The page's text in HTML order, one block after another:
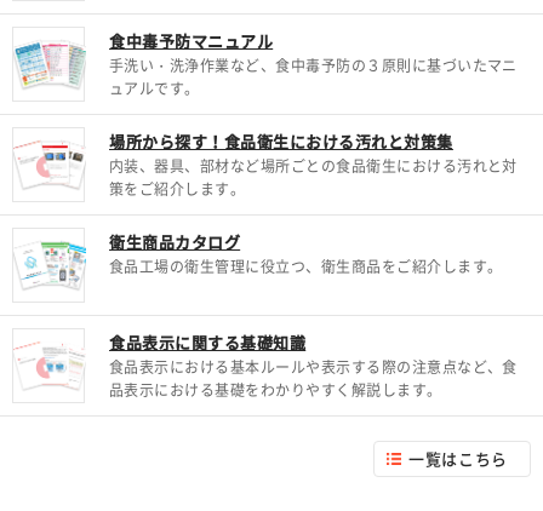
食中毒予防マニュアル
手洗い・洗浄作業など、食中毒予防の３原則に基づいたマニ
ュアルです。
場所から探す！食品衛生における汚れと対策集
内装、器具、部材など場所ごとの食品衛生における汚れと対
策をご紹介します。
衛生商品カタログ
食品工場の衛生管理に役立つ、衛生商品をご紹介します。
食品表示に関する基礎知識
食品表示における基本ルールや表示する際の注意点など、食
品表示における基礎をわかりやすく解説します。
一覧はこちら